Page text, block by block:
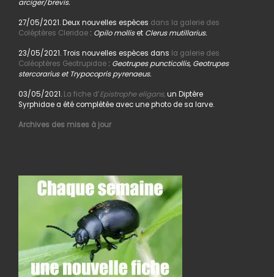
arciger/brevis.
27/05/2021. Deux nouvelles espèces dans la galerie des
Coléptères Cleridae: Opilo molliset Clerus mutillarius.
23/05/2021. Trois nouvelles espèces dans la galerie des
Coléoptères Geotrupidae: Geotrupes puncticollis, Geotrupes
stercorarius et Trypocopris pyrenaeus.
03/05/2021. La fiche d’Epistrophe eligans,un Diptère
Syrphidae a été complétée avec une photo de sa larve.
Archives des mises à jour